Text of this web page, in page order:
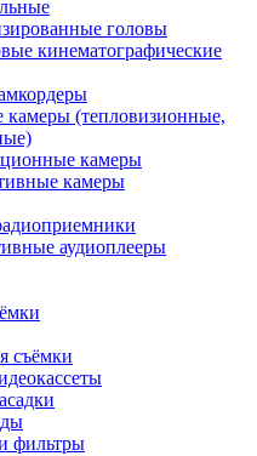
головы
кинематографические
(тепловизионные,
камеры
камеры
аудиоплееры
съёмки
фильтры